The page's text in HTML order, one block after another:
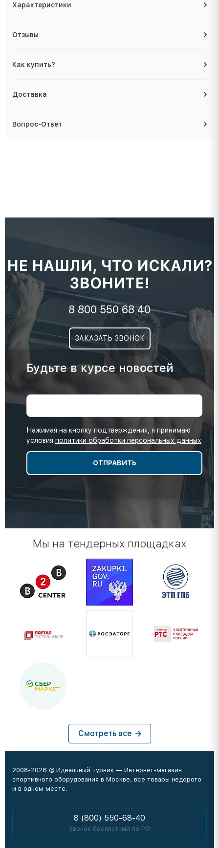
Характеристики
Отзывы
Как купить?
Доставка
Вопрос-Ответ
НЕ НАШЛИ, ЧТО ИСКАЛИ?
ЗВОНИТЕ!
8 800 550 68 40
ЗАКАЗАТЬ ЗВОНОК
Будьте в курсе новостей
Нажимая на кнопку подтверждения, я принимаю
условия политики обработки персональных данных
Мы на тендерных площадках
Смотреть все
2008-2026 © Идеальный турник — Интернет-магазин
спортивного оборудования в Москве, все товары недорого
и в одном месте.
8 (800) 550-68-40
Звонок бесплатный по РФ